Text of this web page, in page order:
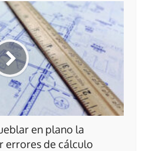
en plano la
errores de cálculo